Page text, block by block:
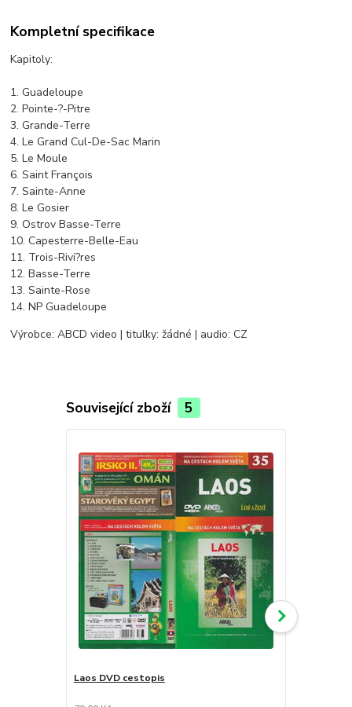
Kompletní specifikace
Kapitoly:
1. Guadeloupe
2. Pointe-?-Pitre
3. Grande-Terre
4. Le Grand Cul-De-Sac Marin
5. Le Moule
6. Saint François
7. Sainte-Anne
8. Le Gosier
9. Ostrov Basse-Terre
10. Capesterre-Belle-Eau
11. Trois-Rivi?res
12. Basse-Terre
13. Sainte-Rose
14. NP Guadeloupe
Výrobce: ABCD video | titulky: žádné | audio: CZ
Související zboží 5
Laos DVD cestopis